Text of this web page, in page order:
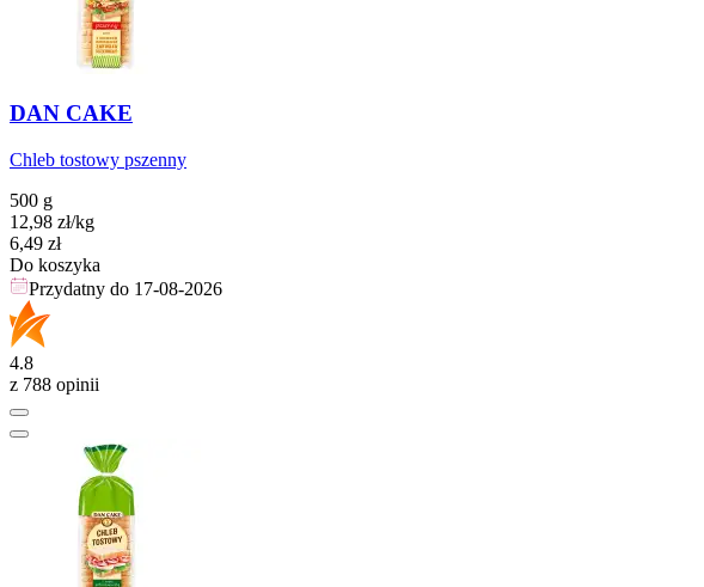
DAN CAKE
Chleb tostowy pszenny
500 g
12,98 zł/kg
Cena
6,49 zł
Do koszyka
Przydatny do 17-08-2026
4.8
z 788 opinii